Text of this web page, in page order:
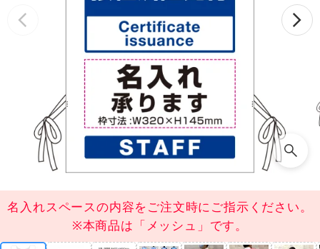
名入れスペースの内容をご注文時にご指示ください。
※本商品は「メッシュ」です。